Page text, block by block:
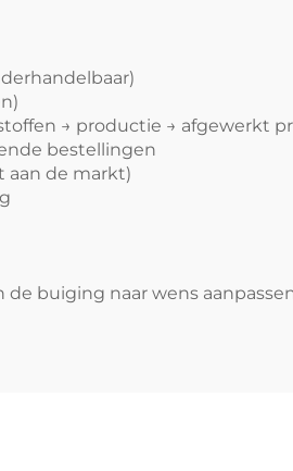
→ productie → afgewerkt
bestellingen
aan de markt)
buiging naar wens